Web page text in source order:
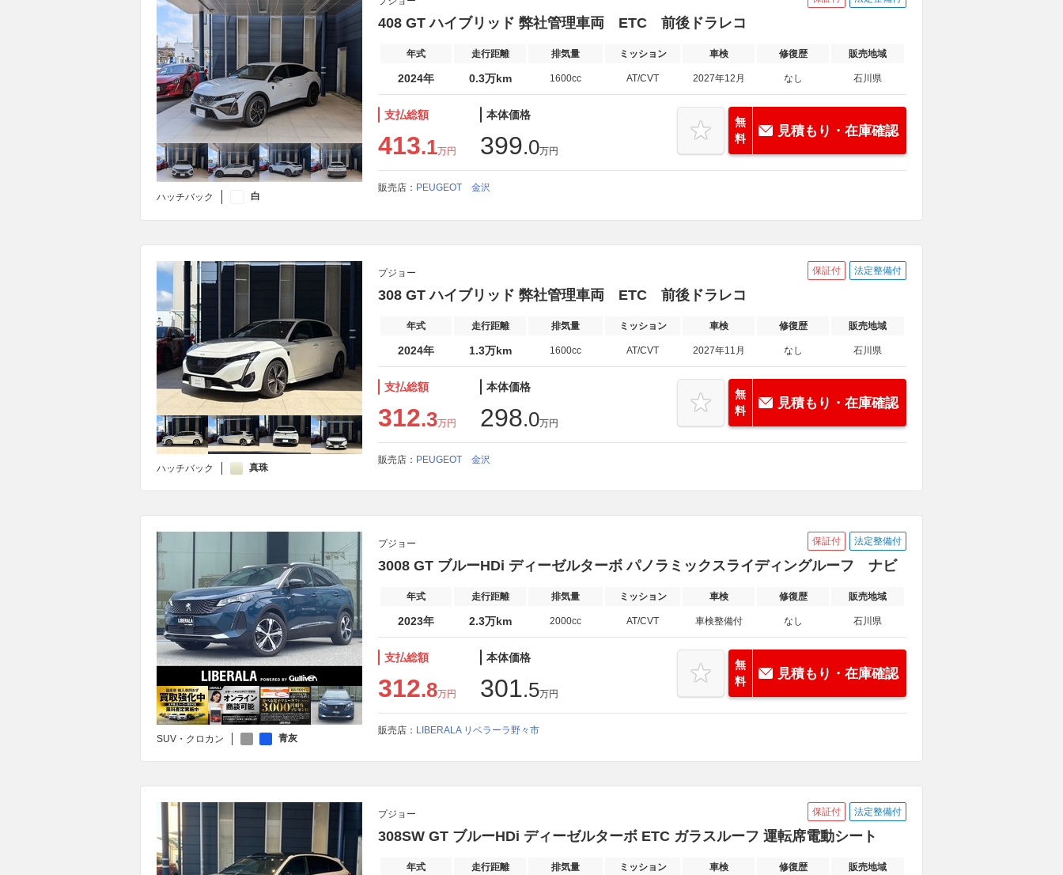
ハッチバック 白
408 GT ハイブリッド 弊社管理車両 ETC 前後ドラレコ
年式 走行距離 排気量 ミッション 車検 修復歴 販売地域
2024年 0.3万km 1600cc AT/CVT 2027年12月 なし 石川県
支払総額
413.1万円
本体価格
399.0万円
無
料
見積もり・在庫確認
販売店： PEUGEOT 金沢
ハッチバック 真珠
プジョー 保証付 法定整備付
308 GT ハイブリッド 弊社管理車両 ETC 前後ドラレコ
年式 走行距離 排気量 ミッション 車検 修復歴 販売地域
2024年 1.3万km 1600cc AT/CVT 2027年11月 なし 石川県
支払総額
312.3万円
本体価格
298.0万円
無
料
見積もり・在庫確認
販売店： PEUGEOT 金沢
SUV・クロカン 青灰
プジョー 保証付 法定整備付
3008 GT ブルーHDi ディーゼルターボ パノラミックスライディングルーフ ナビ
年式 走行距離 排気量 ミッション 車検 修復歴 販売地域
2023年 2.3万km 2000cc AT/CVT 車検整備付 なし 石川県
支払総額
312.8万円
本体価格
301.5万円
無
料
見積もり・在庫確認
販売店： LIBERALA リベラーラ野々市
プジョー 保証付 法定整備付
308SW GT ブルーHDi ディーゼルターボ ETC ガラスルーフ 運転席電動シート
年式 走行距離 排気量 ミッション 車検 修復歴 販売地域